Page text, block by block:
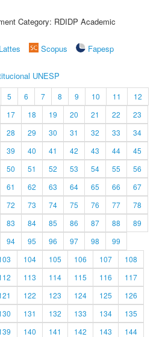
Category: RDIDP Academic
Scopus
Fapesp
UNESP
5 6 7 8 9 10 11
12
17 18 19 20 21 22
23
28 29 30 31 32 33
34
39 40 41 42 43 44
45
50 51 52 53 54 55
56
61 62 63 64 65 66
67
72 73 74 75 76 77
78
83 84 85 86 87 88
89
94 95 96 97 98
99
104 105 106 107
108
113 114 115 116
117
122 123 124 125
126
131 132 133 134
135
140 141 142 143
144